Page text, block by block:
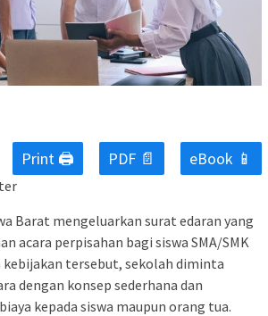
Print 🖨 PDF 📄 eBook 📱
Barat mengeluarkan surat edaran yang
acara perpisahan bagi siswa SMA/SMK
kebijakan tersebut, sekolah diminta
dengan konsep sederhana dan
kepada siswa maupun orang tua.